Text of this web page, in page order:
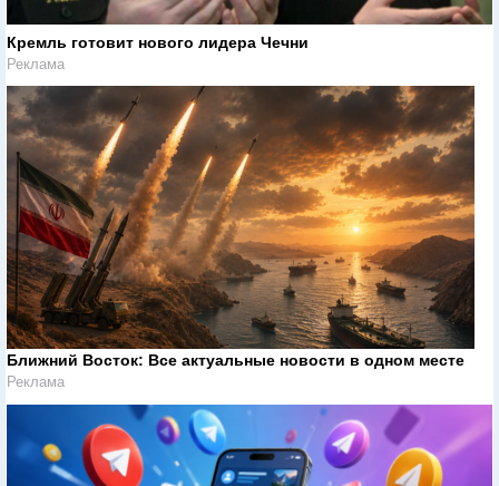
Кремль готовит нового лидера Чечни
Реклама
Ближний Восток: Все актуальные новости в одном месте
Реклама